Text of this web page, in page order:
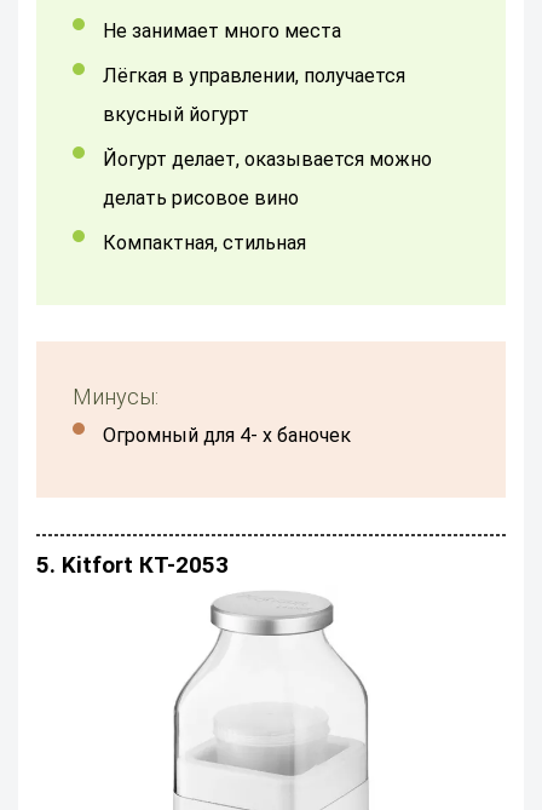
Не занимает много места
Лёгкая в управлении, получается
вкусный йогурт
йогурт делает, оказывается можно
делать рисовое вино
компактная, стильная
Минусы:
огромный для 4- х баночек
5. Kitfort КТ-2053